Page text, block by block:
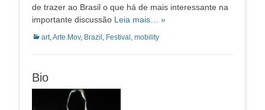
de trazer ao Brasil o que há de mais interessante na
importante discussão Leia mais… »
Categorias:
art,Arte.Mov, Brazil , Festival , mobility
Bio